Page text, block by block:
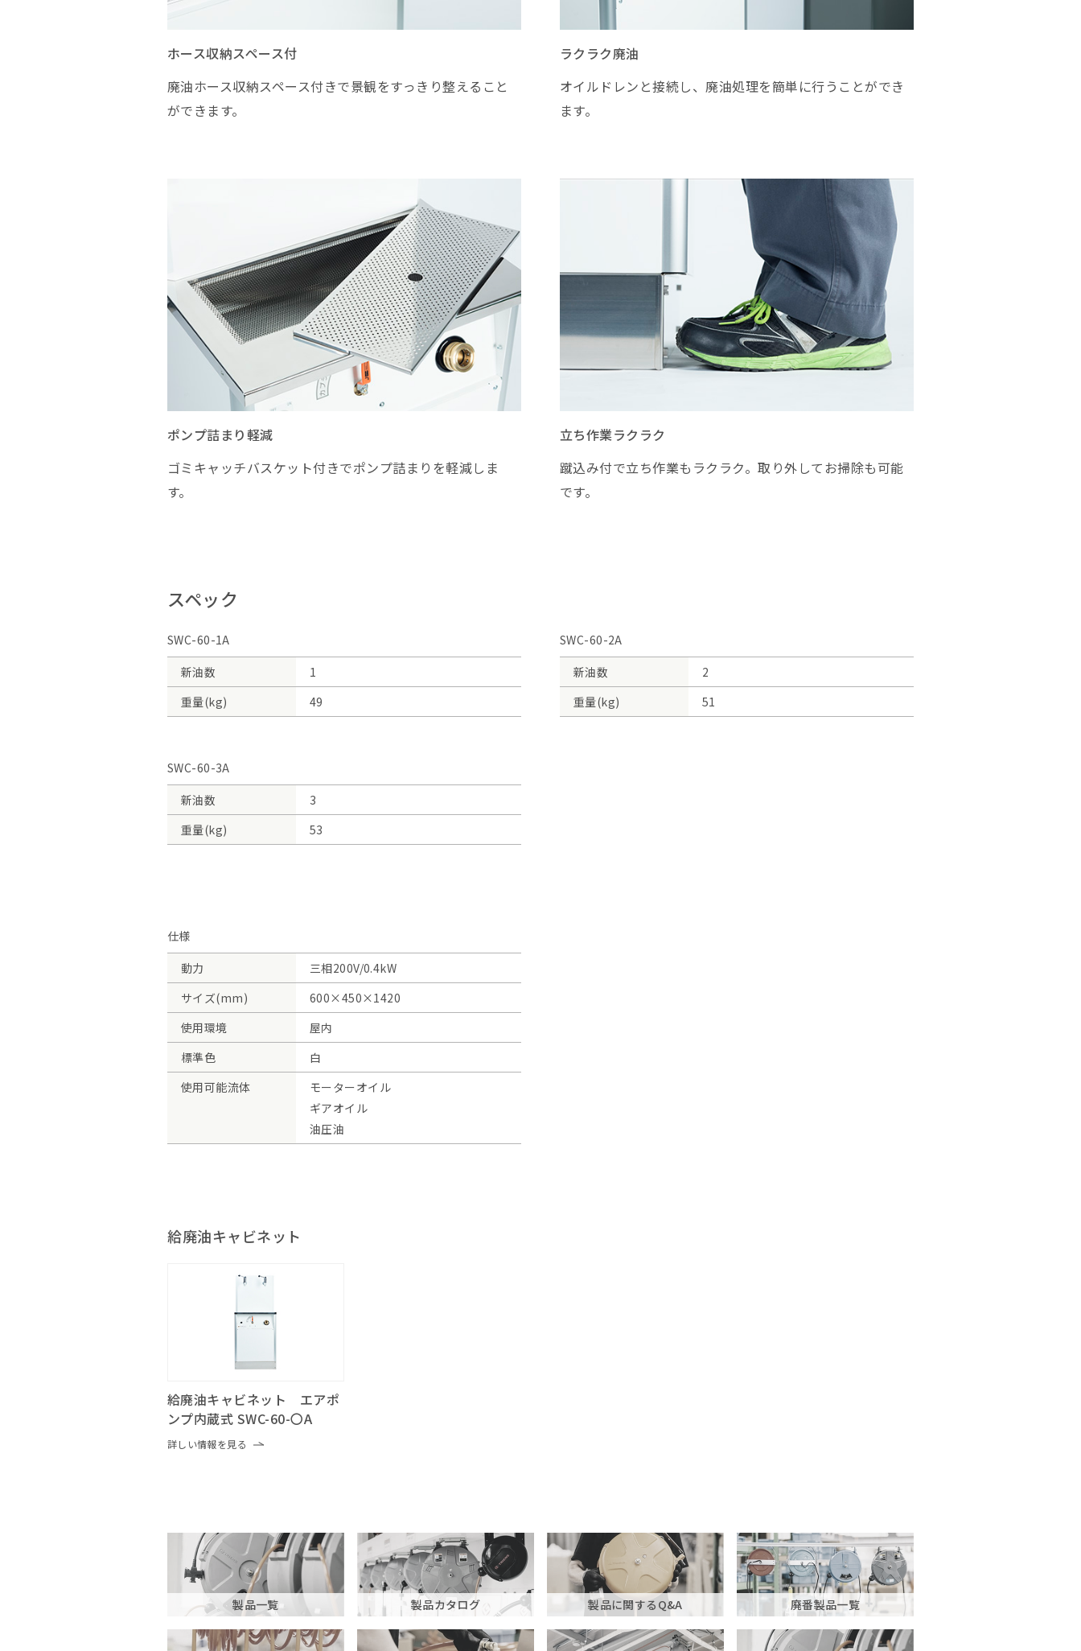
ホース収納スペース付
廃油ホース収納スペース付きで景観をすっきり整えること
ができます。
ラクラク廃油
オイルドレンと接続し、廃油処理を簡単に行うことができ
ます。
ポンプ詰まり軽減
ゴミキャッチバスケット付きでポンプ詰まりを軽減しま
す。
立ち作業ラクラク
蹴込み付で立ち作業もラクラク。取り外してお掃除も可能
です。
スペック
SWC-60-1A
新油数
1
重量(kg)
49
SWC-60-2A
新油数
2
重量(kg)
51
SWC-60-3A
新油数
3
重量(kg)
53
仕様
動力
三相200V/0.4kW
サイズ(mm)
600×450×1420
使用環境
屋内
標準色
白
使用可能流体
モーターオイル
ギアオイル
油圧油
給廃油キャビネット
給廃油キャビネット エアポ
ンプ内蔵式 SWC-60-〇A
詳しい情報を見る
製品一覧 製品カタログ 製品に関するQ&A 廃番製品一覧